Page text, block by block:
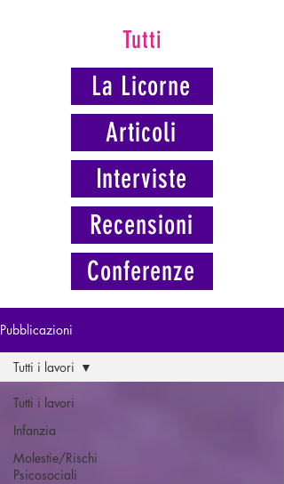
Tutti
La Licorne
Articoli
Interviste
Recensioni
Conferenze
Pubblicazioni
Tutti i lavori
Infanzia
Molestie/Rischi
Psicosociali
Tutti i lavori